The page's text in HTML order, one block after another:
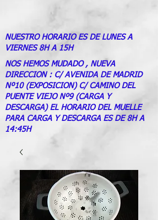
NUESTRO HORARIO ES DE LUNES A
VIERNES 8H A 15H
NOS HEMOS MUDADO , NUEVA
DIRECCION : C/ AVENIDA DE MADRID
Nº10 (EXPOSICION) C/ CAMINO DEL
PUENTE VIEJO Nº9 (CARGA Y
DESCARGA) EL HORARIO DEL MUELLE
PARA CARGA Y DESCARGA ES DE 8H A
14:45H